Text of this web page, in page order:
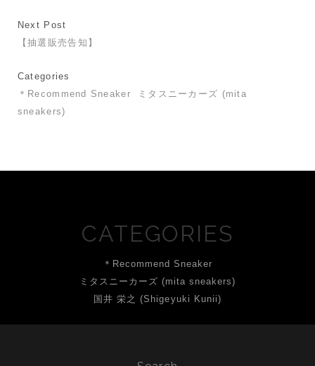
Next Post
【抽選販売告知】
Categories
＊Recommend Sneaker
ミタスニーカーズ (mita
sneakers)
CATEGORIES
＊Recommend Sneaker
ミタスニーカーズ (mita sneakers)
国井 栄之 (Shigeyuki Kunii)